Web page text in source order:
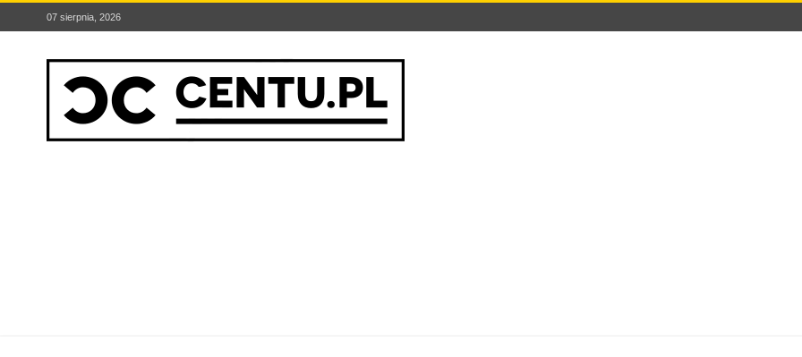
07 sierpnia, 2026